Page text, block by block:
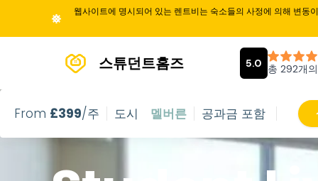
웹사이트에 명시되어 있는 렌트비는 숙소들의 사정에 의해 변동
스튜던트홈즈
From £399/주 도시 멜버른 공과금 포함